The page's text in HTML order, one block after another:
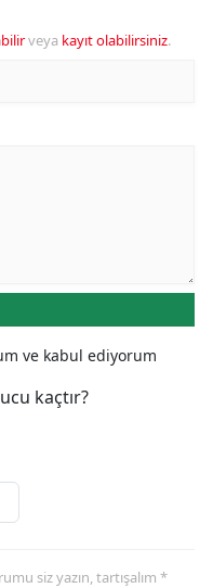
veya kayıt olabilirsiniz.
ve kabul ediyorum
kaçtır?
siz yazın, tartışalım *